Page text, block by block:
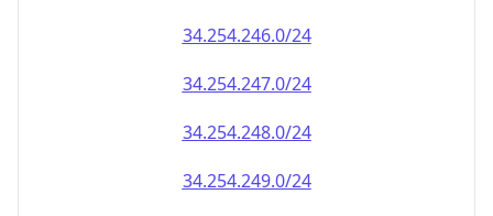
34.254.246.0/24
34.254.247.0/24
34.254.248.0/24
34.254.249.0/24